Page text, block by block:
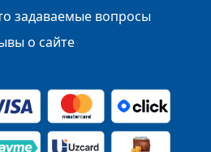
задаваемые вопросы
о сайте